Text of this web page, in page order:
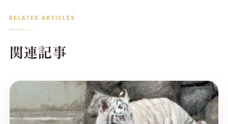
RELATED ARTICLES
関連記事